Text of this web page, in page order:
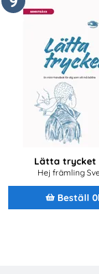
Lätta trycket
Hej främling
Beställ